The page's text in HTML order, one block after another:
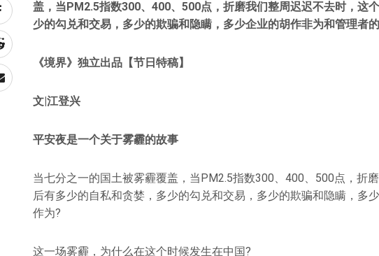
盖，当PM2.5指数300、400、500点，折磨我们整周迟迟不去时，这
少的勾兑和交易，多少的欺骗和隐瞒，多少企业的胡作非为和管理者
《境界》独立出品【节日特稿】
文|江登兴
平安夜是一个关于雾霾的故事
当七分之一的国土被雾霾覆盖，当PM2.5指数300、400、500点，折
后有多少的自私和贪婪，多少的勾兑和交易，多少的欺骗和隐瞒，多
作为?
这一场雾霾，为什么在这个时候发生在中国?